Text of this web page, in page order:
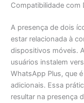
Compatibilidade com
A presença de dois
estar relacionada à
dispositivos móveis.
usuários instalem
WhatsApp Plus, que
adicionais. Essa
resultar na presença